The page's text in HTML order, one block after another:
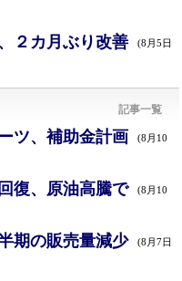
２カ月ぶり改善 (8月5日
記事一覧
ツ、補助金計画
(8月10
復、原油高騰で
(8月10
期の販売量減少 (8月7日